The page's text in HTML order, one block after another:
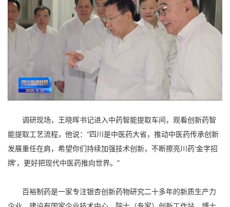
调研现场，王晓晖书记进入中药智能提取车间，观看创新药智
能提取工艺流程，他说：“四川是中医药大省，推动中医药传承创新
发展重任在肩，希望你们持续加强技术创新，不断擦亮川药‘金字招
牌’，更好把现代中医药推向世界。”
百裕制药是一家专注银杏创新药物研究二十多年的新质生产力